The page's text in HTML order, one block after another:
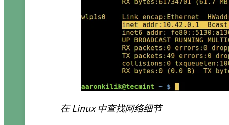
在 Linux 中查找网络细节